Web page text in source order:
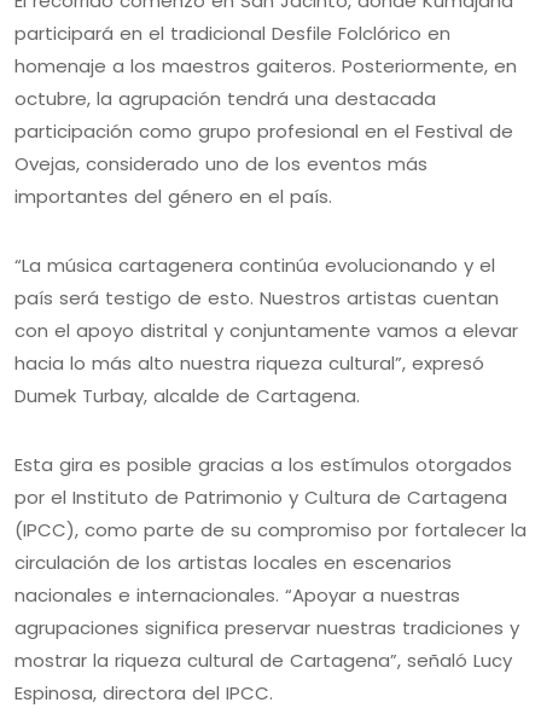
participará en el tradicional Desfile Folclórico en
homenaje a los maestros gaiteros. Posteriormente, en
octubre, la agrupación tendrá una destacada
participación como grupo profesional en el Festival de
Ovejas, considerado uno de los eventos más
importantes del género en el país.
“La música cartagenera continúa evolucionando y el
país será testigo de esto. Nuestros artistas cuentan
con el apoyo distrital y conjuntamente vamos a elevar
hacia lo más alto nuestra riqueza cultural”, expresó
Dumek Turbay, alcalde de Cartagena.
Esta gira es posible gracias a los estímulos otorgados
por el Instituto de Patrimonio y Cultura de Cartagena
(IPCC), como parte de su compromiso por fortalecer la
circulación de los artistas locales en escenarios
nacionales e internacionales. “Apoyar a nuestras
agrupaciones significa preservar nuestras tradiciones y
mostrar la riqueza cultural de Cartagena”, señaló Lucy
Espinosa, directora del IPCC.